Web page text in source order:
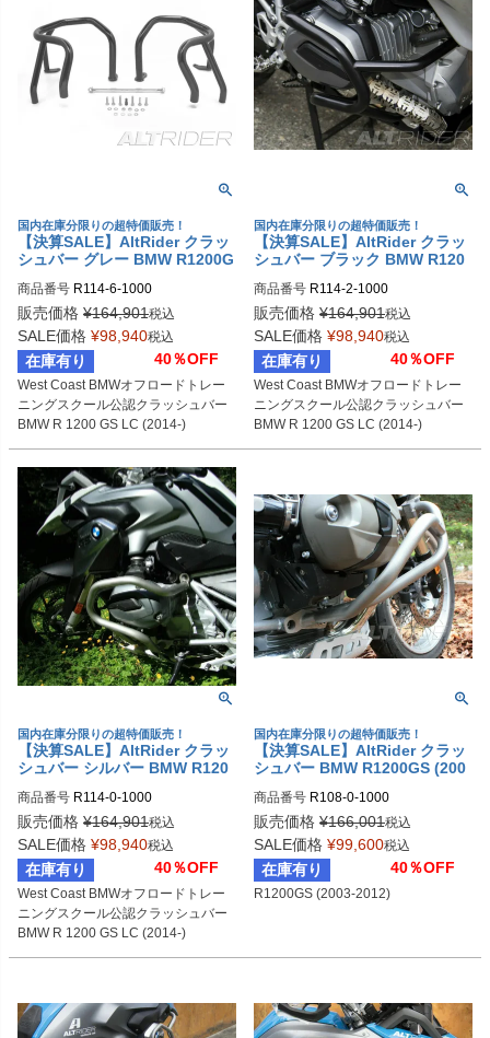
国内在庫分限りの超特価販売！
【決算SALE】AltRider クラッ
シュバー グレー BMW R1200G
商品番号 R114-6-1000
販売価格 ¥164,901税込
SALE価格 ¥98,940税込
在庫有り 40％OFF
West Coast BMWオフロードトレー
ニングスクール公認クラッシュバー
国内在庫分限りの超特価販売！
【決算SALE】AltRider クラッ
シュバー ブラック BMW R120
商品番号 R114-2-1000
販売価格 ¥164,901税込
SALE価格 ¥98,940税込
在庫有り 40％OFF
West Coast BMWオフロードトレー
ニングスクール公認クラッシュバー
BMW R 1200 GS LC (2014-)
国内在庫分限りの超特価販売！
【決算SALE】AltRider クラッ
シュバー シルバー BMW R120
商品番号 R114-0-1000
販売価格 ¥164,901税込
SALE価格 ¥98,940税込
在庫有り 40％OFF
West Coast BMWオフロードトレー
ニングスクール公認クラッシュバー
BMW R 1200 GS LC (2014-)
国内在庫分限りの超特価販売！
【決算SALE】AltRider クラッ
シュバー BMW R1200GS (200
商品番号 R108-0-1000
販売価格 ¥166,001税込
SALE価格 ¥99,600税込
在庫有り 40％OFF
R1200GS (2003-2012)